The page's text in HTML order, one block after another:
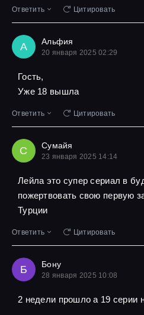
Ответить Цитировать
А Альфия
20 января 2025 02:29
Гость,
Уже 18 вышла
Ответить Цитировать
С Сумайя
23 января 2025 14:14
Лейла это супер сериал в
пожертвовать свою первую
Турции
Ответить Цитировать
Б Бону
28 января 2025 10:08
2 недели прошло а 19 серии